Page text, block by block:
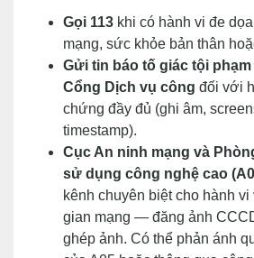
Gọi 113 khi có hành vi đe
mạng, sức khỏe bản thân
Gửi tin báo tố giác tội
Cổng Dịch vụ công đối với
chứng đầy đủ (ghi âm,
timestamp).
Cục An ninh mạng và
sử dụng công nghệ cao
kênh chuyên biệt cho hành
gian mạng — đăng ảnh
ghép ảnh. Có thể phản ánh